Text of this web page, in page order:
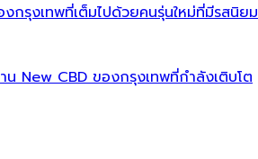
กรุงเทพที่เต็มไปด้วยคนรุ่นใหม่ที่มีรสนิยม
น New CBD ของกรุงเทพที่กำลังเติบโต